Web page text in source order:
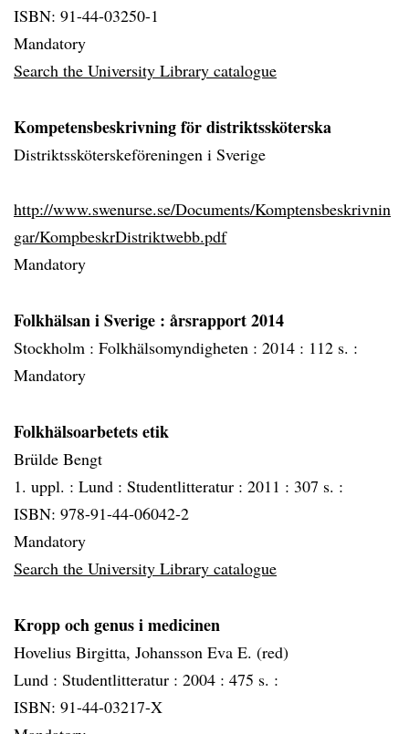
ISBN: 91-44-03250-1
Mandatory
Search the University Library catalogue
Kompetensbeskrivning för distriktssköterska
Distriktssköterskeföreningen i Sverige
http://www.swenurse.se/Documents/Komptensbeskrivnin
gar/KompbeskrDistriktwebb.pdf
Mandatory
Folkhälsan i Sverige : årsrapport 2014
Stockholm : Folkhälsomyndigheten : 2014 : 112 s. :
Mandatory
Folkhälsoarbetets etik
Brülde Bengt
1. uppl. : Lund : Studentlitteratur : 2011 : 307 s. :
ISBN: 978-91-44-06042-2
Mandatory
Search the University Library catalogue
Kropp och genus i medicinen
Hovelius Birgitta, Johansson Eva E. (red)
Lund : Studentlitteratur : 2004 : 475 s. :
ISBN: 91-44-03217-X